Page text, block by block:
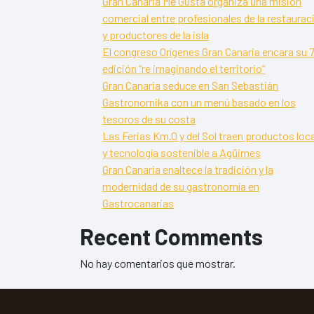
comercial entre profesionales de la
y productores de la isla
El congreso Orígenes Gran Canaria encara su
edición “re imaginando el territorio”
Gran Canaria seduce en San Sebastián
Gastronomika con un menú basado en los
tesoros de su costa
Las Ferias Km.0 y del Sol traen productos
y tecnología sostenible a Agüimes
Gran Canaria enaltece la tradición y la
modernidad de su gastronomía en
Gastrocanarias
Recent Comments
No hay comentarios que mostrar.